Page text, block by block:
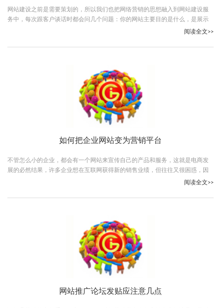
网站建设之前是需要策划的，所以我们也把网络营销的思想融入到网站建设服
务中，每次跟客户谈话时都会问几个问题：你的网站主要目的是什么，是展示
阅读全文>>
如何把企业网站变为营销平台
不管怎么小的企业，都会有一个网站来宣传自己的产品和服务，这就是电商发
展的必然结果，许多企业想在互联网获得新的销售业绩，但往往又很困惑，因
为企业网站并没有给企业带来实质的销售业绩，打击了一些企业的信心。阅读全文>>
网站推广论坛发贴应注意几点